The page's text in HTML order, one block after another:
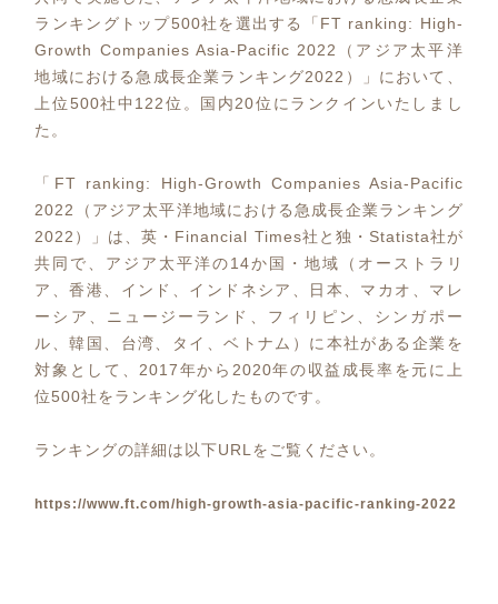
ランキングトップ500社を選出する「FT ranking: High-
Growth Companies Asia-Pacific 2022（アジア太平洋
地域における急成長企業ランキング2022）」において、
上位500社中122位。国内20位にランクインいたしまし
た。
「FT ranking: High-Growth Companies Asia-Pacific
2022（アジア太平洋地域における急成長企業ランキング
2022）」は、英・Financial Times社と独・Statista社が
共同で、アジア太平洋の14か国・地域（オーストラリ
ア、香港、インド、インドネシア、日本、マカオ、マレ
ーシア、ニュージーランド、フィリピン、シンガポー
ル、韓国、台湾、タイ、ベトナム）に本社がある企業を
対象として、2017年から2020年の収益成長率を元に上
位500社をランキング化したものです。
ランキングの詳細は以下URLをご覧ください。
https://www.ft.com/high-growth-asia-pacific-ranking-2022